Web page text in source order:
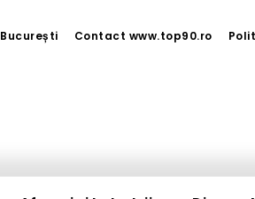
București Contact www.top90.ro